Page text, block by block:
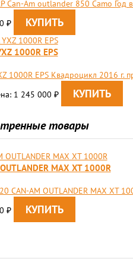
Can-Am outlander 850 Camo Год
₽
1000R EPS
1000R EPS Квадроцикл 2016 г.
1 245 000 ₽
товары
MAX XT 1000R
CAN-AM OUTLANDER MAX XT
₽